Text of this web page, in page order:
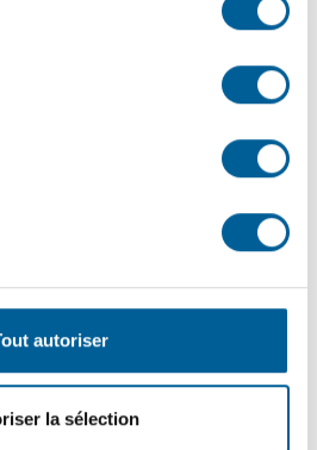
autoriser
la sélection
et marcheurs en raquette.
les skieurs et marcheur en
d’utilisateur est interditsur
libres;
le Golf n’est plus et n’est
vers les sentiers fédérés.
ayant un partenariat d’hiver